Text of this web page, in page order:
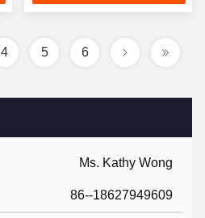
Ms. Kathy Wong
86--18627949609
4 5 6